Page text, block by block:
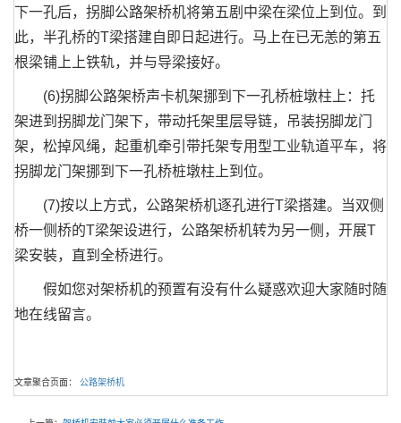
下一孔后，拐脚公路架桥机将第五剧中梁在梁位上到位。到
此，半孔桥的T梁搭建自即日起进行。马上在已无恙的第五
根梁铺上上铁轨，并与导梁接好。
(6)拐脚公路架桥声卡机架挪到下一孔桥桩墩柱上：托
架进到拐脚龙门架下，带动托架里层导链，吊装拐脚龙门
架，松掉风绳，起重机牵引带托架专用型工业轨道平车，将
拐脚龙门架挪到下一孔桥桩墩柱上到位。
(7)按以上方式，公路架桥机逐孔进行T梁搭建。当双侧
桥一侧桥的T梁架设进行，公路架桥机转为另一侧，开展T
梁安裝，直到全桥进行。
假如您对架桥机的预置有没有什么疑惑欢迎大家随时随
地在线留言。
文章聚合页面： 公路架桥机